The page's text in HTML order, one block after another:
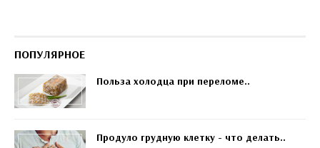
ПОПУЛЯРНОЕ
Польза холодца при переломе..
Продуло грудную клетку - что делать..